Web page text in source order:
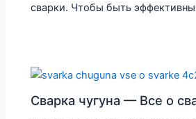
сварки. Чтобы быть
Сварка чугуна — Все о